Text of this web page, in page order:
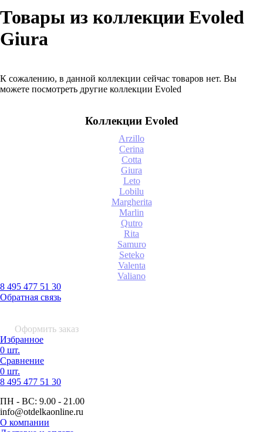
Товары из коллекции Evoled
Giura
К сожалению, в данной коллекции сейчас товаров нет. Вы
можете посмотреть другие коллекции Evoled
Коллекции Evoled
Arzillo
Cerina
Cotta
Giura
Leto
Lobilu
Margherita
Marlin
Qutro
Rita
Samuro
Seteko
Valenta
Valiano
8 495 477 51 30
Обратная связь
Оформить заказ
Избранное
0 шт.
Сравнение
0 шт.
8 495 477 51 30
ПН - ВС: 9.00 - 21.00
info@otdelkaonline.ru
О компании